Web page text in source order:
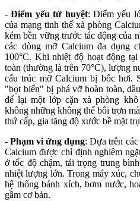
-Điểm yếu tử huyệt: Điểm yếu
của mạng tinh thể xà phòng
kém bền vững trước tác động của
các dòng mỡ Calcium đa dụng
100°C. Khi nhiệt độ hoạt động
toàn (thường là trên 70°C), lượng
cấu trúc mỡ Calcium bị bốc hơi.
"bọt biển" bị phá vỡ hoàn toàn,
để lại một lớp cặn xà phòng
không những không thể bôi trơn
thứ cấp, gia tăng độ xước bề mặt
-Phạm vi ứng dụng: Dựa trên
Calcium được chỉ định nghiêm
ở tốc độ chậm, tải trọng trung
nhiệt lượng lớn. Trong máy xúc,
hệ thống bánh xích, bơm nước,
gầm cơ bản.